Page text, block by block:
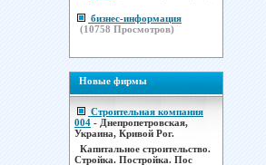
бизнес-информация
(10758 Просмотров)
Новые фирмы
Строительная компания
004 - Днепропетровская,
Украина, Кривой Рог.
Капитальное строительство.
Стройка. Постройка. Пос